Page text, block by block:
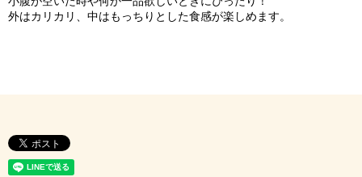
外はカリカリ、中はもっちりとした食感が楽しめます。